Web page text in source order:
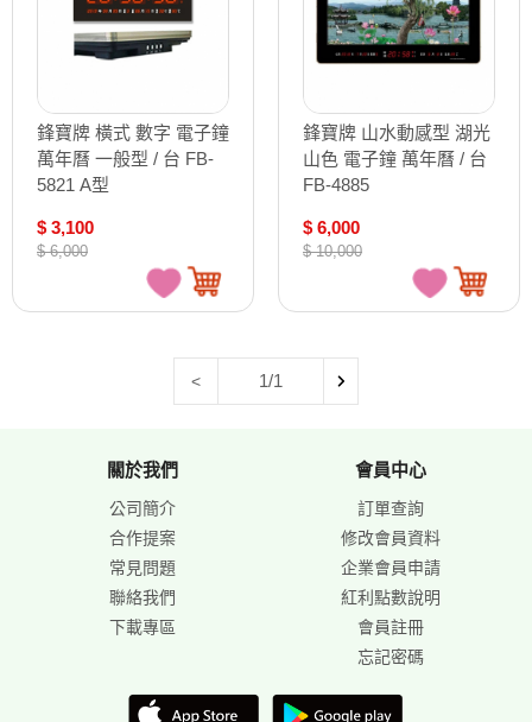
鋒寶牌 橫式 數字 電子鐘
萬年曆 一般型 / 台 FB-
5821 A型
$ 3,100
$ 6,000
鋒寶牌 山水動感型 湖光
山色 電子鐘 萬年曆 / 台
FB-4885
$ 6,000
$ 10,000
< 1/1
關於我們
公司簡介
合作提案
常見問題
聯絡我們
下載專區
會員中心
訂單查詢
修改會員資料
企業會員申請
紅利點數說明
會員註冊
忘記密碼